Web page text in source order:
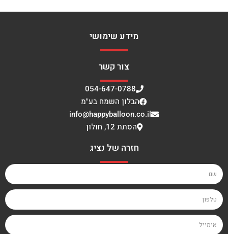
מידע שימושי
צור קשר
054-647-0788
הבלון השמח בע"מ
info@happyballoon.co.il
הסתת 12, חולון
חזרה של נציג